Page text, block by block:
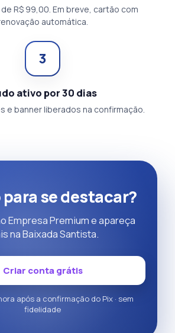
R$ 99,00. Em breve, cartão com
automática.
3
ativo por 30 dias
e banner liberados na confirmação.
se destacar?
Empresa Premium e apareça
na Baixada Santista.
Criar conta grátis
após a confirmação do Pix · sem
fidelidade